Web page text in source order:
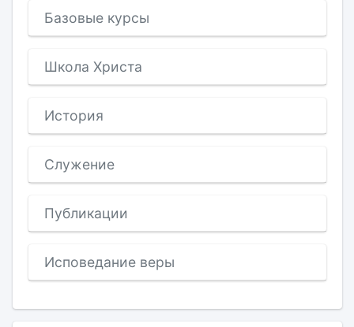
Базовые курсы
Школа Христа
История
Служение
Публикации
Исповедание веры